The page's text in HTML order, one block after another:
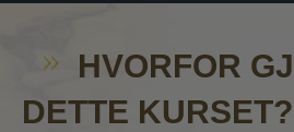
HVORFOR
DETTE KURSET?